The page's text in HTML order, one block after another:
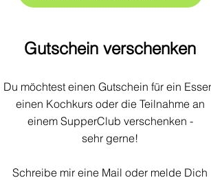
Gutschein verschenken
Du möchtest einen Gutschein für ein
einen Kochkurs oder die Teilnahme an
einem SupperClub verschenken -
sehr gerne!
Schreibe mir eine Mail oder melde Dich